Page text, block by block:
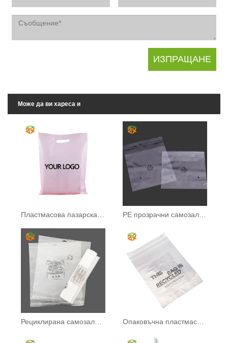
Може да ви хареса и
Пластмасова пазарска чанта PE прозрачни самозалепващи се торбички
Рециклирана самозалепваща се торбичка